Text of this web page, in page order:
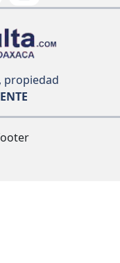
propiedad